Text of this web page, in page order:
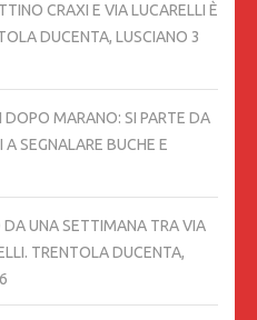
CRAXI E VIA LUCARELLI È
DUCENTA, LUSCIANO 3
DOPO MARANO: SI PARTE DA
SEGNALARE BUCHE E
UNA SETTIMANA TRA VIA
TRENTOLA DUCENTA,